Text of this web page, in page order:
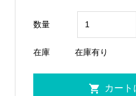
数量
在庫 在庫有り